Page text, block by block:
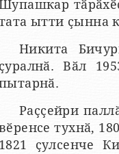
ытти ҫынна
Никита
Вӑл
Раҫҫейри
тухнӑ,
ҫулсенче